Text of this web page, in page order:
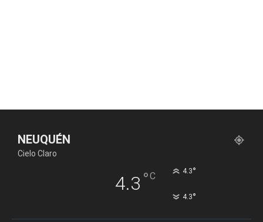
NEUQUÉN
Cielo Claro
4.3 °C 4.3°
4.3°